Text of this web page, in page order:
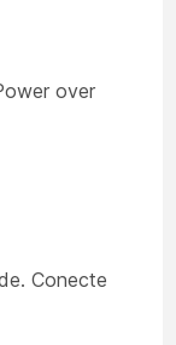
over
Conecte